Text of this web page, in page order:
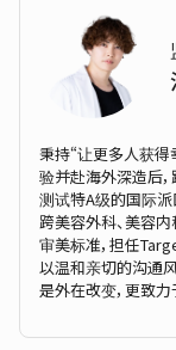
秉持“让更多人获得
验并赴海外深造后
测试特A级的国际派
跨美容外科、美容
审美标准，担任
以温和亲切的沟通
是外在改变，更致